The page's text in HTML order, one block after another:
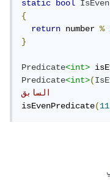
static bool
{
return number %
}
Predicate<int>
Predicate<int>(
السابق
isEvenPredicate(